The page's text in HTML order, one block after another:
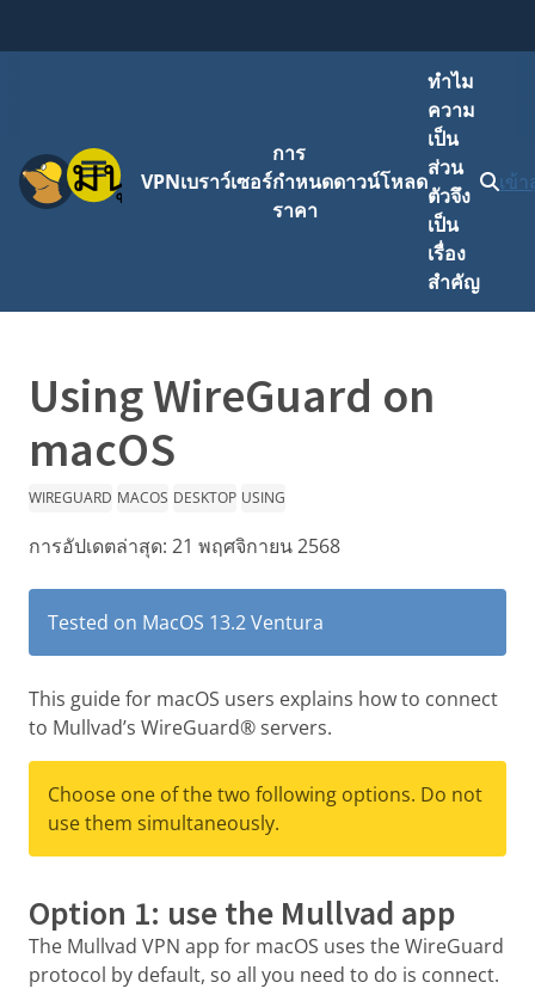
เมนู VPNเบราว์เซอร์
การ
กำหนด
ราคา
ดาวน์โหลด
ทำไม
ความ
เป็น
ส่วน
ตัวจึง
เป็น
เรื่อง
สำคัญ
เข้
Using WireGuard on
macOS
WIREGUARD MACOS DESKTOP USING
การอัปเดตล่าสุด: 21 พฤศจิกายน 2568
Tested on MacOS 13.2 Ventura
This guide for macOS users explains how to connect
to Mullvad’s WireGuard® servers.
Choose one of the two following options. Do not
use them simultaneously.
Option 1: use the Mullvad app
The Mullvad VPN app for macOS uses the WireGuard
protocol by default, so all you need to do is connect.